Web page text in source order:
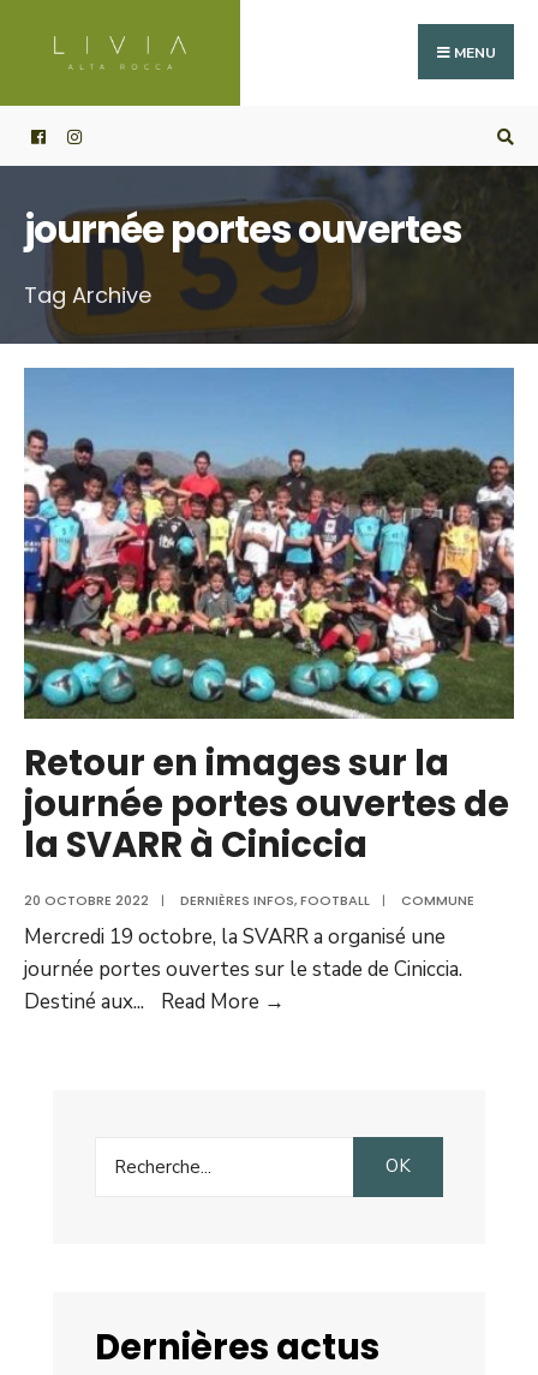
MENU
journée portes ouvertes
Tag Archive
Retour en images sur la
journée portes ouvertes de
la SVARR à Ciniccia
20 OCTOBRE 2022 | DERNIÈRES INFOS,FOOTBALL | COMMUNE
Mercredi 19 octobre, la SVARR a organisé une
journée portes ouvertes sur le stade de Ciniccia.
Destiné aux... Read More →
à
for:
OK
Dernières actus
for: